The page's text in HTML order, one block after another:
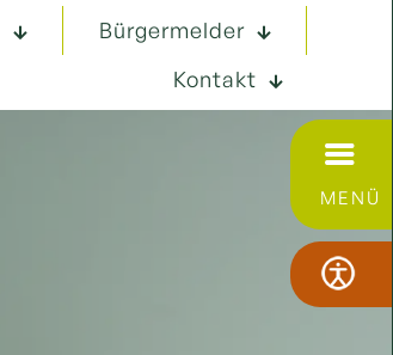
MENÜ
Bürgermelder
Kontakt